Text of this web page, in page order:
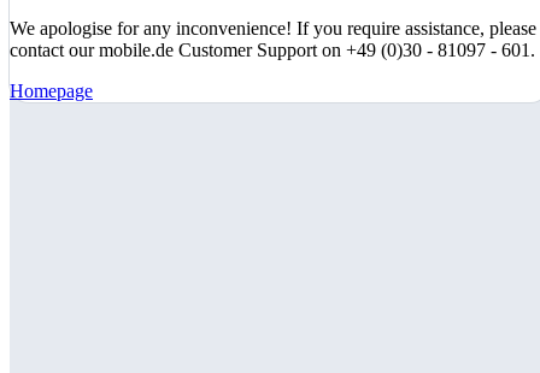
We apologise for any inconvenience! If you require assistance, please
contact our mobile.de Customer Support on +49 (0)30 - 81097 - 601.
Homepage